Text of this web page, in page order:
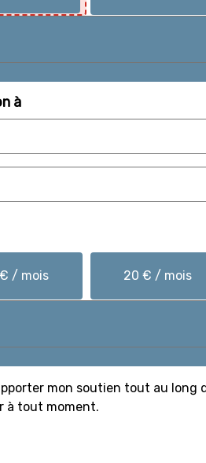
à
10 € / mois 20 € / mois
mon soutien tout au long
à tout moment.